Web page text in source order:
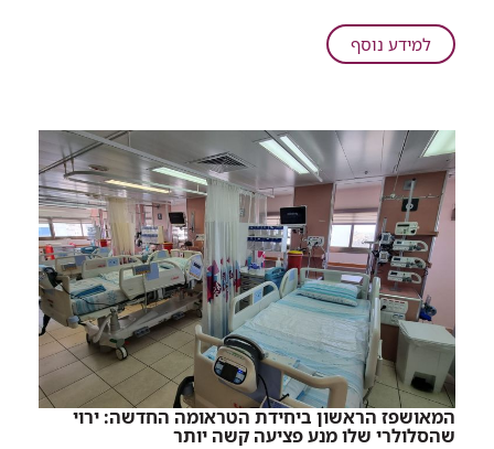
מיטת
נמרץ
למידע נוסףעל
מרגש:
נישאו
על
יד
מיטת
האם
בטיפול
נמרץ
המאושפז הראשון ביחידת הטראומה החדשה: ירוי
שהסלולרי שלו מנע פציעה קשה יותר